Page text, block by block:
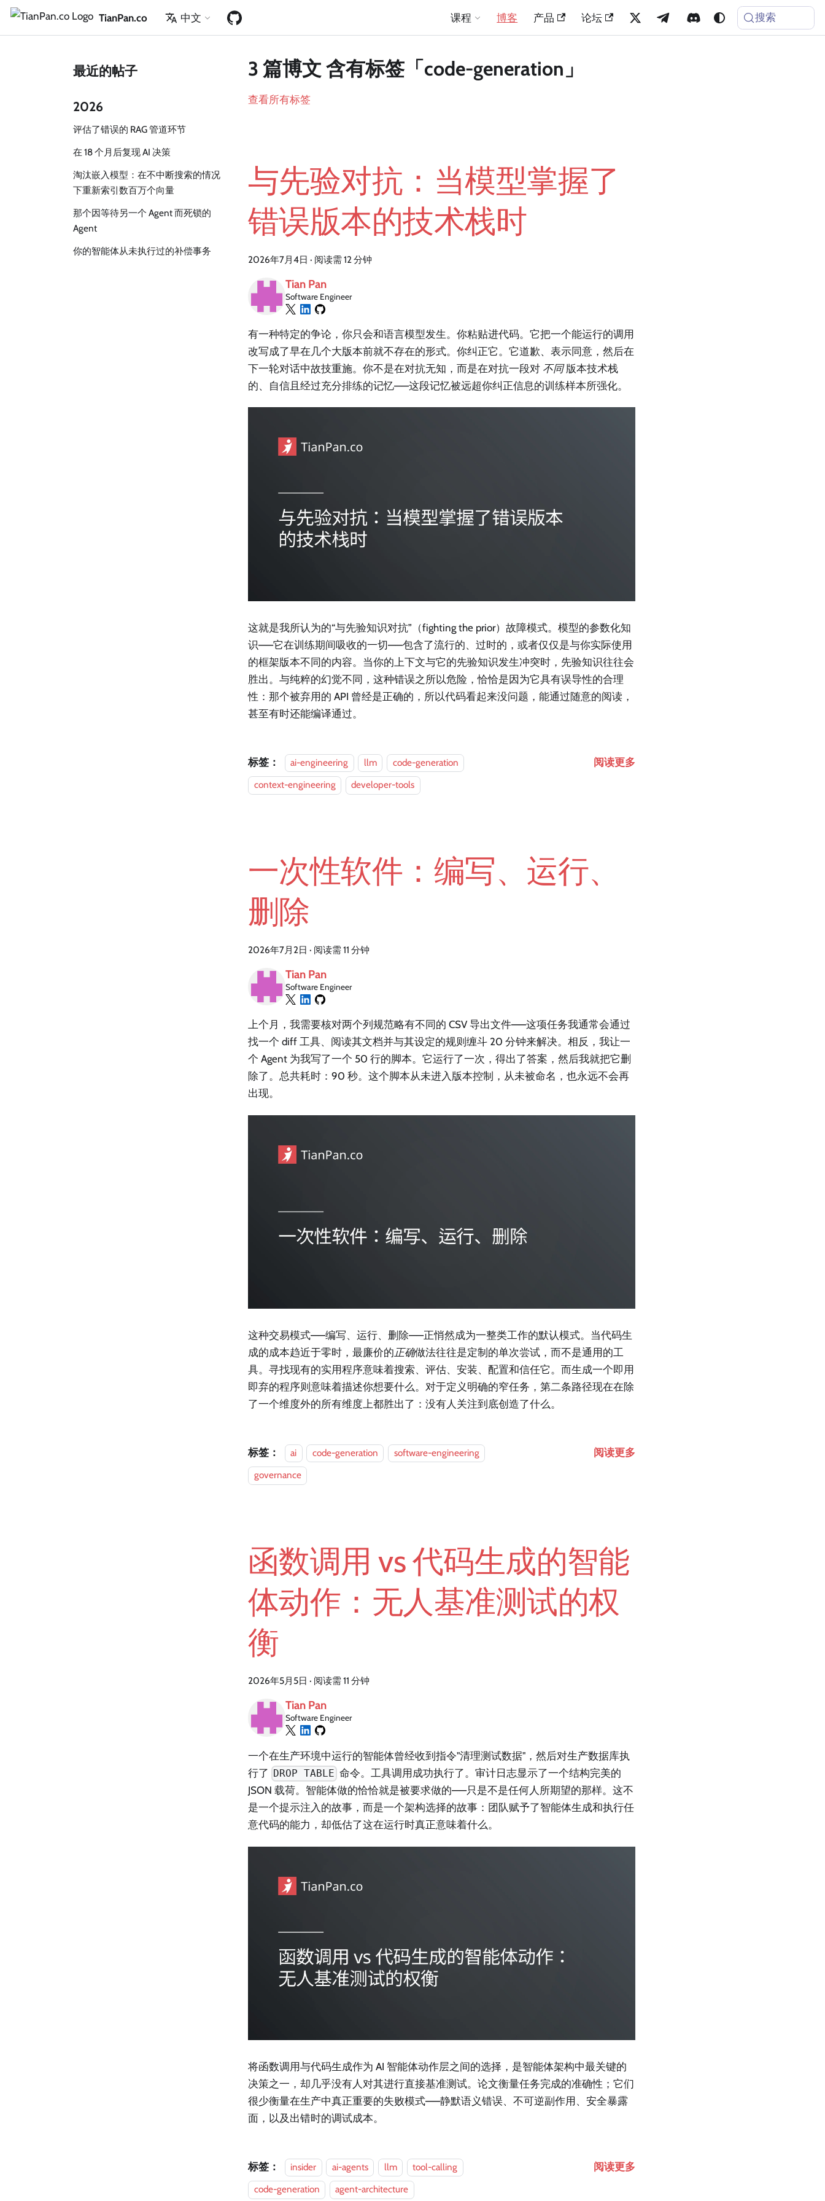
TianPan.co 中文 课程 博客 产品 论坛 搜索
最近的帖子
2026
评估了错误的 RAG 管道环节
在 18 个月后复现 AI 决策
淘汰嵌入模型：在不中断搜索的情况
下重新索引数百万个向量
那个因等待另一个 Agent 而死锁的
Agent
你的智能体从未执行过的补偿事务
3 篇博文 含有标签「code-generation」
查看所有标签
与先验对抗：当模型掌握了
错误版本的技术栈时
2026年7月4日 · 阅读需 12 分钟
Tian Pan
Software Engineer
有一种特定的争论，你只会和语言模型发生。你粘贴进代码。它把一个能运行的调用
改写成了早在几个大版本前就不存在的形式。你纠正它。它道歉、表示同意，然后在
下一轮对话中故技重施。你不是在对抗无知，而是在对抗一段对 不同版本技术栈
的、自信且经过充分排练的记忆——这段记忆被远超你纠正信息的训练样本所强化。
这就是我所认为的“与先验知识对抗”（fighting the prior）故障模式。模型的参数化知
识——它在训练期间吸收的一切——包含了流行的、过时的，或者仅仅是与你实际使用
的框架版本不同的内容。当你的上下文与它的先验知识发生冲突时，先验知识往往会
胜出。与纯粹的幻觉不同，这种错误之所以危险，恰恰是因为它具有误导性的合理
性：那个被弃用的 API 曾经是正确的，所以代码看起来没问题，能通过随意的阅读，
甚至有时还能编译通过。
标签： ai-engineering llm
code-generation
context-engineering
developer-tools
阅读更多
一次性软件：编写、运行、
删除
2026年7月2日 · 阅读需 11 分钟
Tian Pan
Software Engineer
上个月，我需要核对两个列规范略有不同的 CSV 导出文件——这项任务我通常会通过
找一个 diff 工具、阅读其文档并与其设定的规则缠斗 20 分钟来解决。相反，我让一
个 Agent 为我写了一个 50 行的脚本。它运行了一次，得出了答案，然后我就把它删
除了。总共耗时：90 秒。这个脚本从未进入版本控制，从未被命名，也永远不会再
出现。
这种交易模式——编写、运行、删除——正悄然成为一整类工作的默认模式。当代码生
成的成本趋近于零时，最廉价的 正确做法往往是定制的单次尝试，而不是通用的工
具。寻找现有的实用程序意味着搜索、评估、安装、配置和信任它。而生成一个即用
即弃的程序则意味着描述你想要什么。对于定义明确的窄任务，第二条路径现在在除
了一个维度外的所有维度上都胜出了：没有人关注到底创造了什么。
标签： ai code-generation
software-engineering
governance
阅读更多
函数调用 vs 代码生成的智能
体动作：无人基准测试的权
衡
2026年5月5日 · 阅读需 11 分钟
Tian Pan
Software Engineer
一个在生产环境中运行的智能体曾经收到指令"清理测试数据"，然后对生产数据库执
行了 DROP TABLE 命令。工具调用成功执行了。审计日志显示了一个结构完美的
JSON 载荷。智能体做的恰恰就是被要求做的——只是不是任何人所期望的那样。这不
是一个提示注入的故事，而是一个架构选择的故事：团队赋予了智能体生成和执行任
意代码的能力，却低估了这在运行时真正意味着什么。
将函数调用与代码生成作为 AI 智能体动作层之间的选择，是智能体架构中最关键的
决策之一，却几乎没有人对其进行直接基准测试。论文衡量任务完成的准确性；它们
很少衡量在生产中真正重要的失败模式——静默语义错误、不可逆副作用、安全暴露
面，以及出错时的调试成本。
标签： insider ai-agents llm
tool-calling
code-generation
agent-architecture
阅读更多